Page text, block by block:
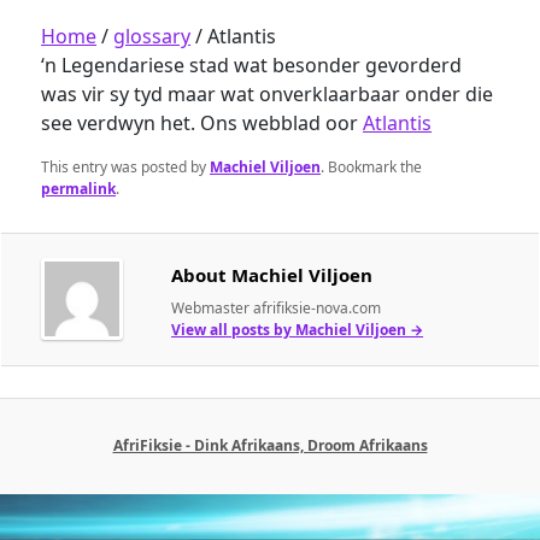
Home/ glossary/Atlantis
‘n Legendariese stad wat besonder gevorderd
was vir sy tyd maar wat onverklaarbaar onder die
see verdwyn het. Ons webblad oorAtlantis
This entry was posted by Machiel Viljoen. Bookmark the
permalink.
About Machiel Viljoen
Webmaster afrifiksie-nova.com
View all posts by Machiel Viljoen →
AfriFiksie - Dink Afrikaans, Droom Afrikaans